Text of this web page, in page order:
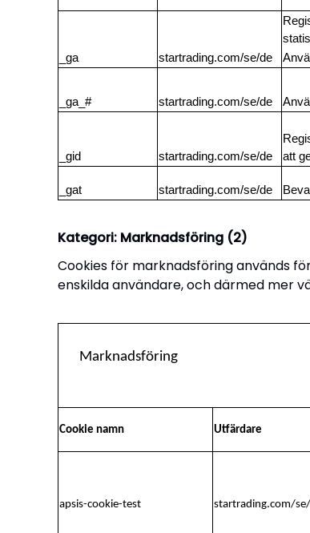
_ga startrading.com/se/de
_ga_# startrading.com/se/de
_gid startrading.com/se/de
att
_gat startrading.com/se/de
Kategori: Marknadsföring (2)
Cookies för marknadsföring används
enskilda användare, och därmed mer
Marknadsföring
Cookie namn Utfärdare
apsis-cookie-test startrading.com/